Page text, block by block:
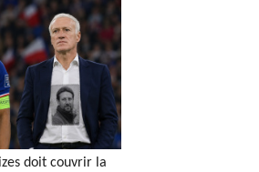
doit couvrir la